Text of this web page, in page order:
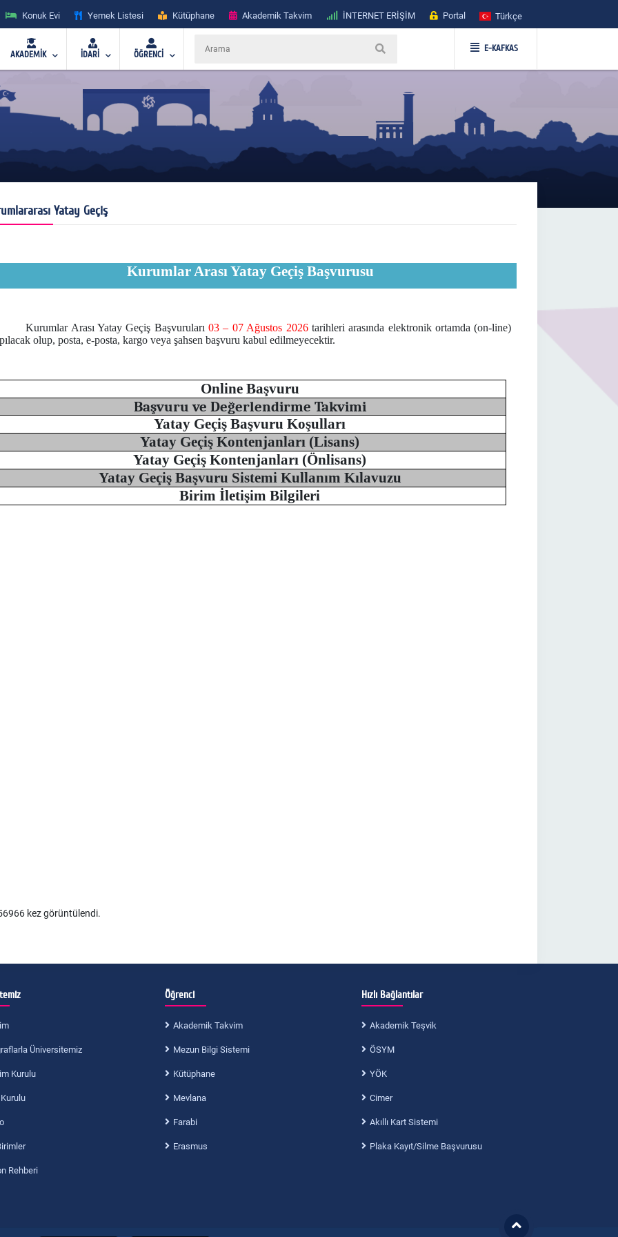
Konuk Evi Yemek Listesi Kütüphane Akademik Takvim İNTERNET ERİŞİM Portal Türkçe
AKADEMİK İDARİ ÖĞRENCİ
E-KAFKAS
Yatay Geçiş
Kurumlar Arası Yatay Geçiş Başvurusu
Kurumlar Arası Yatay Geçiş Başvuruları03 – 07 Ağustos 2026 tarihleri arasında elektronik ortamda (on-line)
olup, posta, e-posta, kargo veya şahsen başvuru kabul edilmeyecektir.
Online Başvuru
Başvuru ve Değerlendirme Takvimi
Yatay Geçiş Başvuru Koşulları
Yatay Geçiş Kontenjanları (Lisans)
Yatay Geçiş Kontenjanları (Önlisans)
Yatay Geçiş Başvuru Sistemi Kullanım Kılavuzu
Birim İletişim Bilgileri
kez görüntülendi.
Üniversitemiz
Kurulu
Rehberi
Öğrenci
Akademik Takvim
Mezun Bilgi Sistemi
Kütüphane
Mevlana
Farabi
Erasmus
Hızlı Bağlantılar
Akademik Teşvik
ÖSYM
YÖK
Cimer
Akıllı Kart Sistemi
Plaka Kayıt/Silme Başvurusu